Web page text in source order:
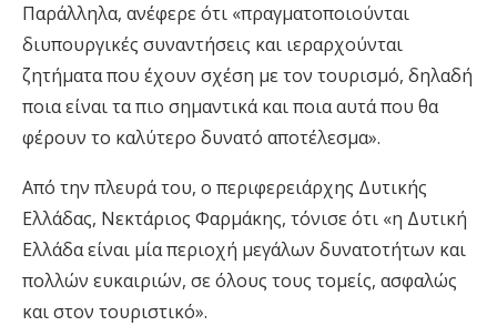
Παράλληλα, ανέφερε ότι «πραγματοποιούνται
διυπουργικές συναντήσεις και ιεραρχούνται
ζητήματα που έχουν σχέση με τον τουρισμό, δηλαδή
ποια είναι τα πιο σημαντικά και ποια αυτά που θα
φέρουν το καλύτερο δυνατό αποτέλεσμα».
Από την πλευρά του, ο περιφερειάρχης Δυτικής
Ελλάδας, Νεκτάριος Φαρμάκης, τόνισε ότι «η Δυτική
Ελλάδα είναι μία περιοχή μεγάλων δυνατοτήτων και
πολλών ευκαιριών, σε όλους τους τομείς, ασφαλώς
και στον τουριστικό».